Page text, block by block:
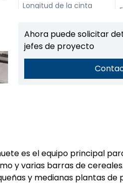
Longitud de la cinta
Número de rodillos de
prensado
Dispositivo de corte
Ahora puede solicitar
jefes de proyecto
es el equipo principal
y varias barras de
y medianas plantas